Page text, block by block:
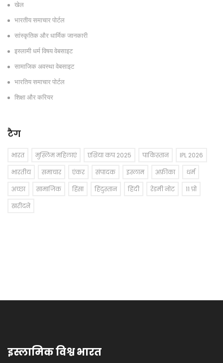
खेल
भारतीय समाचार पोर्टल
सांस्कृतिक और धार्मिक जानकारी
इस्लामी धर्म विषय वेबसाइट
सामाजिक अवस्था वेबसाइट
भारतिय समाचार पोर्टल
शिक्षा और करियर
टैग
भारत मुस्लिम महिलाएं एशिया कप 2025 पाकिस्तान
IPL 2026
भारतीय
समाचार एंकर संपादक इस्लाम अफ्रीका
धर्म
अच्छा
सामाजिक हिंसा हिंदुस्तान हिंदी रेडमी नोट
11 प्रो
खरीदने
इस्लामिक विश्व भारत